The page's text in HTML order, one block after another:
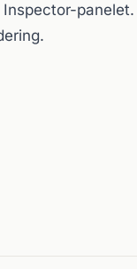
panelet.